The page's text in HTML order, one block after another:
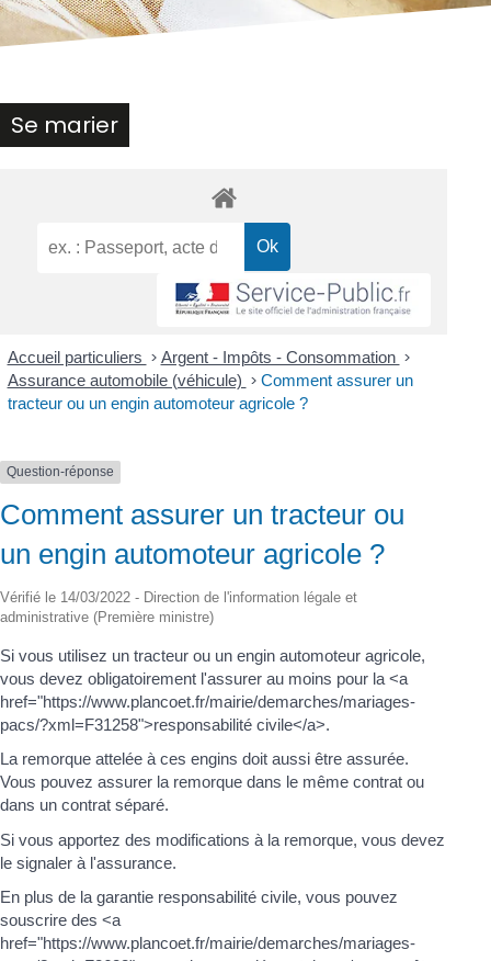
Se marier
Accueil particuliers > Argent - Impôts - Consommation >
Assurance automobile (véhicule) > Comment assurer un
tracteur ou un engin automoteur agricole ?
Question-réponse
Comment assurer un tracteur ou
un engin automoteur agricole ?
Vérifié le 14/03/2022 - Direction de l'information légale et
administrative (Première ministre)
Si vous utilisez un tracteur ou un engin automoteur agricole,
vous devez obligatoirement l'assurer au moins pour la <a
href="https://www.plancoet.fr/mairie/demarches/mariages-
pacs/?xml=F31258">responsabilité civile</a>.
La remorque attelée à ces engins doit aussi être assurée.
Vous pouvez assurer la remorque dans le même contrat ou
dans un contrat séparé.
Si vous apportez des modifications à la remorque, vous devez
le signaler à l'assurance.
En plus de la garantie responsabilité civile, vous pouvez
souscrire des <a
href="https://www.plancoet.fr/mairie/demarches/mariages-